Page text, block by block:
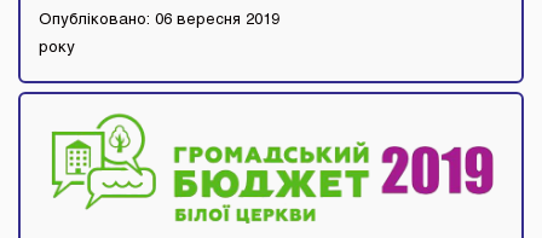
Опубліковано: 06 вересня 2019
року